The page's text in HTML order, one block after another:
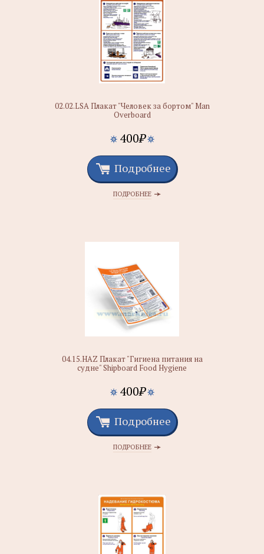
02.02.LSA Плакат "Человек за бортом" Man
Overboard
400₽
Подробнее
ПОДРОБНЕЕ
04.15.HAZ Плакат "Гигиена питания на
судне" Shipboard Food Hygiene
400₽
Подробнее
ПОДРОБНЕЕ